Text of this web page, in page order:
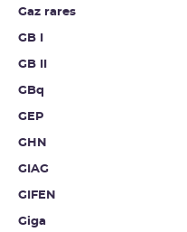
Gaz rares
GB I
GB II
GBq
GEP
GHN
GIAG
GIFEN
Giga